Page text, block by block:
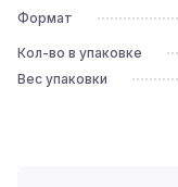
Формат
Кол-во в упаковке
Вес упаковки